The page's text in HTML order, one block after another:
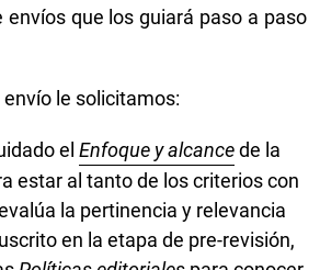
que los guiará paso a paso
le solicitamos:
el Enfoque y alcancede la
estar al tanto de los criterios con
la pertinencia y relevancia
en la etapa de pre-revisión,